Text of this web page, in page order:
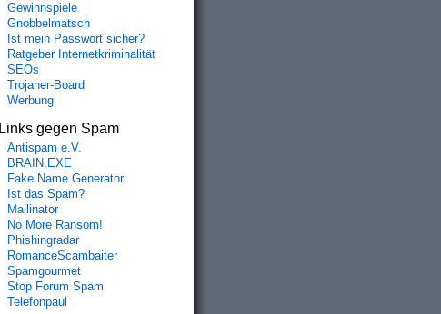
Gewinnspiele
Gnobbelmatsch
Ist mein Passwort sicher?
Ratgeber Internetkriminalität
SEOs
Trojaner-Board
Werbung
Links gegen Spam
Antispam e.V.
BRAIN.EXE
Fake Name Generator
Ist das Spam?
Mailinator
No More Ransom!
Phishingradar
RomanceScambaiter
Spamgourmet
Stop Forum Spam
Telefonpaul